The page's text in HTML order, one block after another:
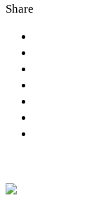
Share